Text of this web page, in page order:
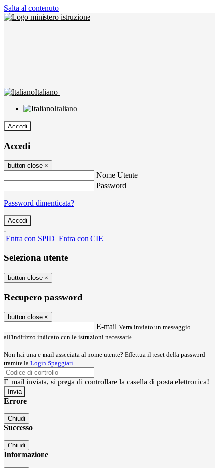
Salta al contenuto
Italiano
Italiano
Accedi
Accedi
button close ×
Nome Utente
Password
Password dimenticata?
-
Entra con SPID Entra con CIE
Seleziona utente
button close ×
Recupero password
button close ×
E-mail Verrà inviato un messaggio
all'indirizzo indicato con le istruzioni necessarie.
Non hai una e-mail associata al nome utente? Effettua il reset della password
tramite la Login Spaggiari
E-mail inviata, si prega di controllare la casella di posta elettronica!
Errore
Chiudi
Successo
Chiudi
Informazione